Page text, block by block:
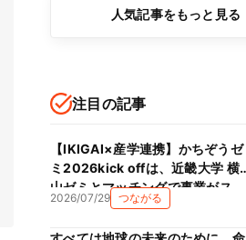
人気記事をもっと見る
注目の記事
【IKIGAI×産学連携】かちぞうゼ
ミ2026kick offは、近畿大学 横
山ゼミとマッチングで事業がス
タート！！
2026/07/29 つながる